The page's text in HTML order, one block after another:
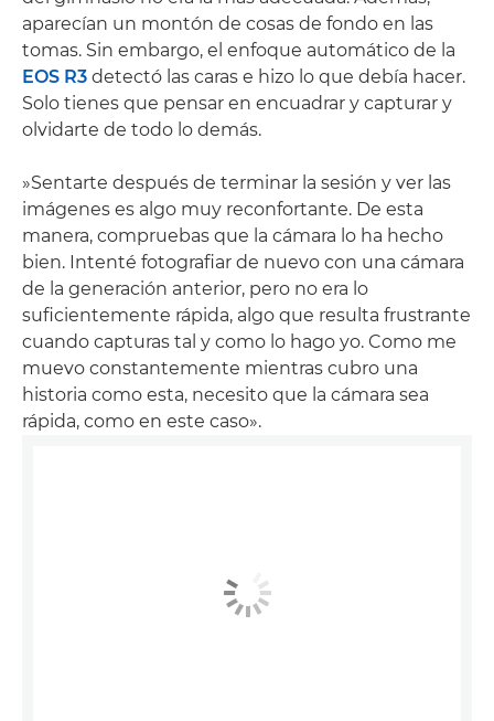
aparecían un montón de cosas de fondo en las
tomas. Sin embargo, el enfoque automático de la
EOS R3 detectó las caras e hizo lo que debía hacer.
Solo tienes que pensar en encuadrar y capturar y
olvidarte de todo lo demás.
»Sentarte después de terminar la sesión y ver las
imágenes es algo muy reconfortante. De esta
manera, compruebas que la cámara lo ha hecho
bien. Intenté fotografiar de nuevo con una cámara
de la generación anterior, pero no era lo
suficientemente rápida, algo que resulta frustrante
cuando capturas tal y como lo hago yo. Como me
muevo constantemente mientras cubro una
historia como esta, necesito que la cámara sea
rápida, como en este caso».